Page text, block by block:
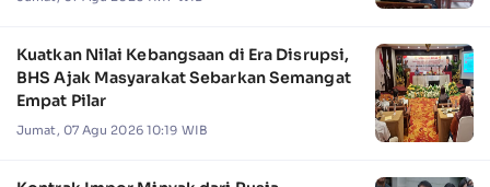
Kuatkan Nilai Kebangsaan di Era Disrupsi,
BHS Ajak Masyarakat Sebarkan Semangat
Empat Pilar
Jumat, 07 Agu 2026 10:19 WIB